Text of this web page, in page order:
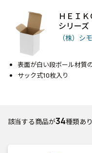
ＨＥＩ
シリーズ
（株）シ
表面が白い段ボール材質
サック式10枚入り
該当する商品が34種類あ